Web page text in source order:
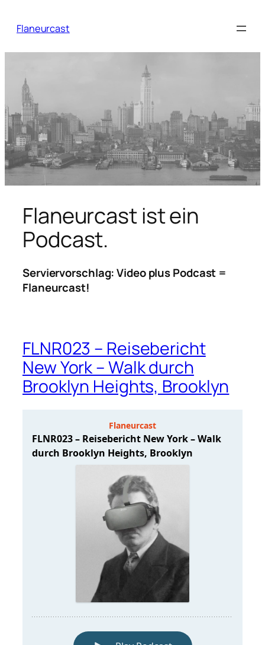
Inhalt
Flaneurcast
Flaneurcast ist ein
Podcast.
Serviervorschlag: Video plus Podcast =
Flaneurcast!
FLNR023 – Reisebericht
New York – Walk durch
Brooklyn Heights, Brooklyn